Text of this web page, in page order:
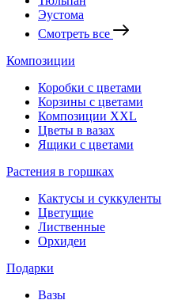
Эустома
Смотреть все
Композиции
Коробки с цветами
Корзины с цветами
Композиции XXL
Цветы в вазах
Ящики с цветами
Растения в горшках
Кактусы и суккуленты
Цветущие
Лиственные
Орхидеи
Подарки
Вазы